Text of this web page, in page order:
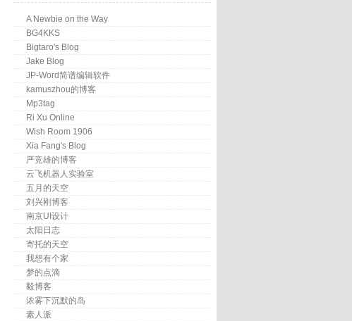
A Newbie on the Way
BG4KKS
Bigtaro's Blog
Jake Blog
JP-Word简谱编辑软件
kamuszhou的博客
Mp3tag
Ri Xu Online
Wish Room 1906
Xia Fang's Blog
严竞雄的博客
云飞机器人实验室
五月的天空
刘兴刚博客
南京UI设计
太阳日志
寄托的天空
我想有个家
梦的点滴
毅博客
浓雾下沉默的岛
素人派